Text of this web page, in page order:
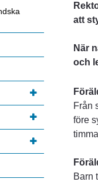
att
När
och
Från
före
Barn